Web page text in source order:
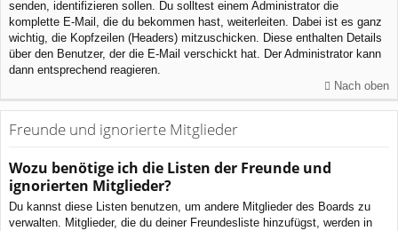
senden, identifizieren sollen. Du solltest einem Administrator die
komplette E-Mail, die du bekommen hast, weiterleiten. Dabei ist es ganz
wichtig, die Kopfzeilen (Headers) mitzuschicken. Diese enthalten Details
über den Benutzer, der die E-Mail verschickt hat. Der Administrator kann
dann entsprechend reagieren.
Nach oben
Freunde und ignorierte Mitglieder
Wozu benötige ich die Listen der Freunde und
ignorierten Mitglieder?
Du kannst diese Listen benutzen, um andere Mitglieder des Boards zu
verwalten. Mitglieder, die du deiner Freundesliste hinzufügst, werden in